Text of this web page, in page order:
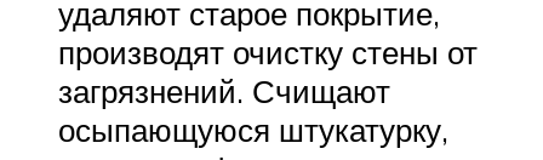
удаляют старое покрытие,
производят очистку стены от
загрязнений. Счищают
осыпающуюся штукатурку,